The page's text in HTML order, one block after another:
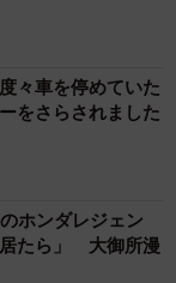
々車を停めていた
をさらされました
ホンダレジェン
たら」 大御所漫